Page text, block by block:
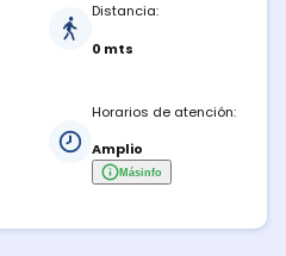
Distancia:
0 mts
Horarios de atención:
Amplio
Másinfo